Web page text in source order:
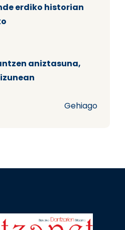
erdiko historian
aniztasuna,
Gehiago